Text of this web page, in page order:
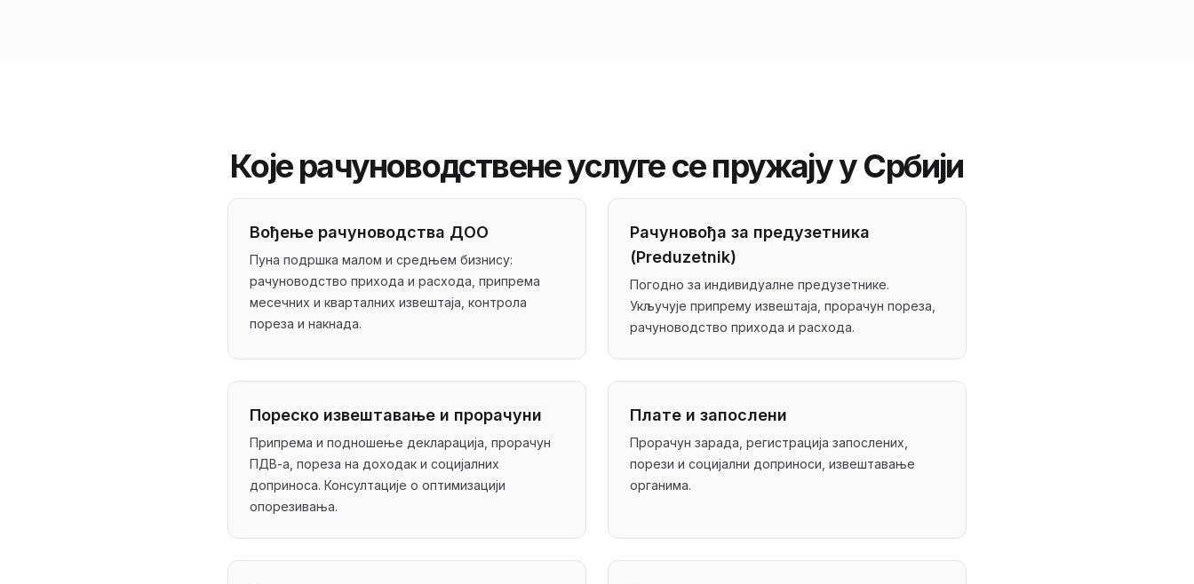
Које рачуноводствене услуге се пружају у Србији
Вођење рачуноводства ДОО
Пуна подршка малом и средњем бизнису:
рачуноводство прихода и расхода, припрема
месечних и кварталних извештаја, контрола
пореза и накнада.
Рачуновођа за предузетника
(Preduzetnik)
Погодно за индивидуалне предузетнике.
Укључује припрему извештаја, прорачун пореза,
рачуноводство прихода и расхода.
Пореско извештавање и прорачуни
Припрема и подношење декларација, прорачун
ПДВ-а, пореза на доходак и социјалних
доприноса. Консултације о оптимизацији
опорезивања.
Плате и запослени
Прорачун зарада, регистрација запослених,
порези и социјални доприноси, извештавање
органима.